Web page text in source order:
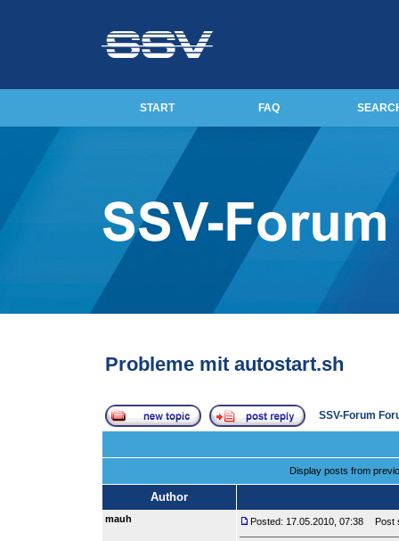
START FAQ
Probleme mit autostart.sh
SSV-Forum
Display posts from
Author
mauh Posted: 17.05.2010, 07:38 Post